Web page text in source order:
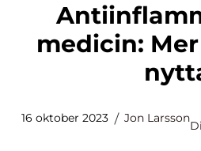
Antiinflammatorisk
medicin:
16 oktober 2023 Jon Larsson